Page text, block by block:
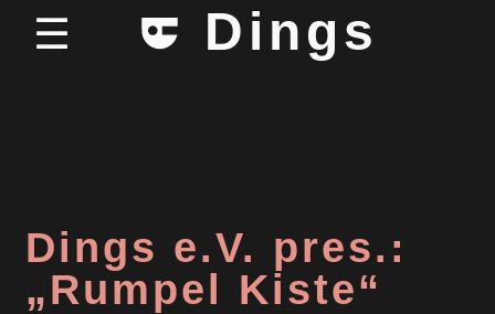
☰ Dings
Dings e.V. pres.:
„Rumpel Kiste“